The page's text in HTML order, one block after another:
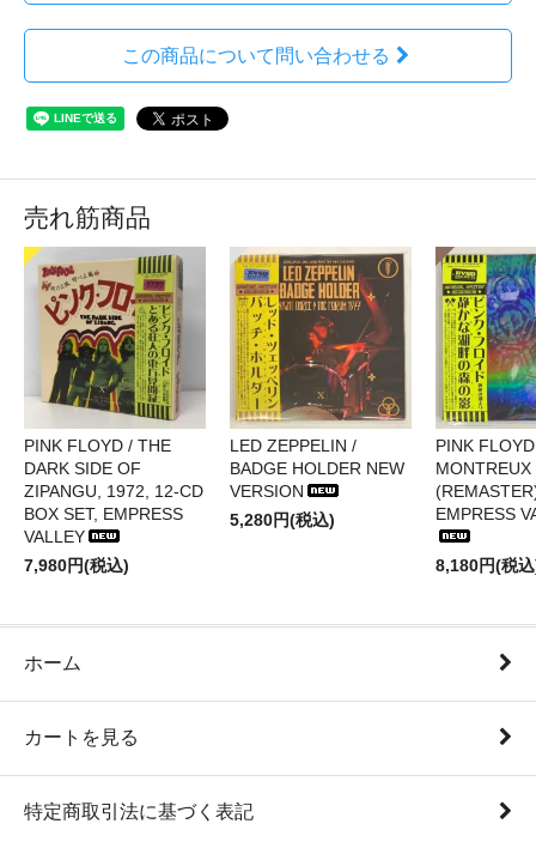
この商品について問い合わせる
売れ筋商品
PINK FLOYD / THE
DARK SIDE OF
ZIPANGU, 1972, 12-CD
BOX SET, EMPRESS
VALLEY
7,980円(税込)
LED ZEPPELIN /
BADGE HOLDER NEW
VERSION
5,280円(税込)
PINK
EMPRESS
8,180円(税
ホーム
カートを見る
特定商取引法に基づく表記